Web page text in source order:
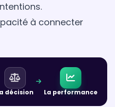
à connecter
décision La performance